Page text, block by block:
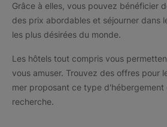
Grâce à elles, vous pouvez bénéficier
des prix abordables et séjourner dans
les plus désirées du monde.
Les hôtels tout compris vous
vous amuser. Trouvez des offres pour
mer proposant ce type d'hébergement
recherche.